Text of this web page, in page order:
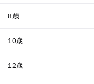
8歳
10歳
12歳